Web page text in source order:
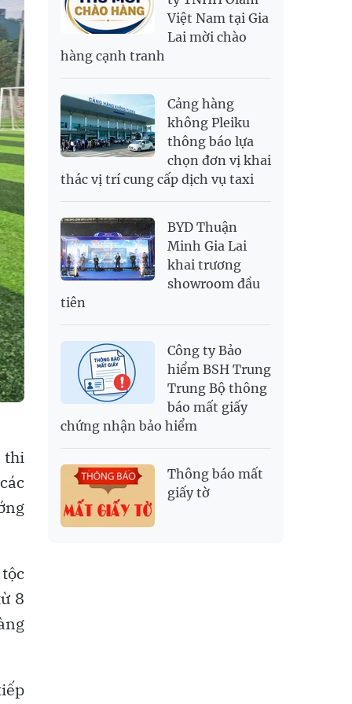
thi
8
SAR
6,945.42
7,244.36
2,702.79
2,817.41
SGD
USD
26,000 26,030 26,410
Việt Nam tại Gia
Lai mời chào
hàng cạnh tranh
Cảng hàng
không Pleiku
thông báo lựa
chọn đơn vị khai
thác vị trí cung cấp dịch vụ taxi
BYD Thuận
Minh Gia Lai
khai trương
showroom đầu
tiên
Công ty Bảo
hiểm BSH Trung
Trung Bộ thông
báo mất giấy
chứng nhận bảo hiểm
Thông báo mất
giấy tờ